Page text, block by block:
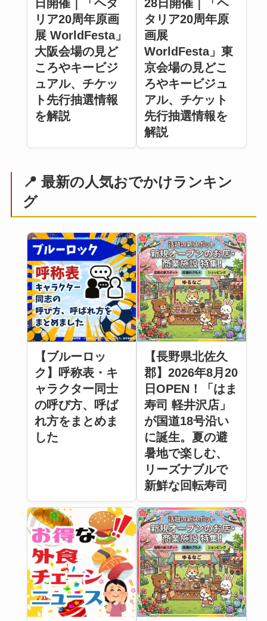
日開催｜「ヘタ
リア20周年原画
展 WorldFesta」
大阪会場の見ど
ころやキービジ
ュアル、チケッ
ト先行抽選情報
を解説
28日開催｜「ヘ
タリア20周年原
画展
WorldFesta」東
京会場の見どこ
ろやキービジュ
アル、チケット
先行抽選情報を
解説
📍 最新の人気おでかけランキン
グ
【ブルーロッ
ク】呼称表・キ
ャラクター同士
の呼び方、呼ば
れ方をまとめま
した
【長野県北佐久
郡】2026年8月20
日OPEN！「はま
寿司 軽井沢店」
が国道18号沿い
に誕生。夏の避
暑地で楽しむ、
リーズナブルで
新鮮な回転寿司